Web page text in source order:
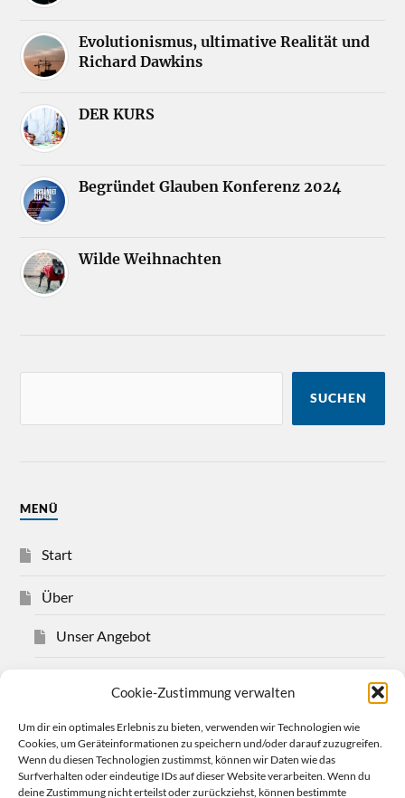
Cookie-Zustimmung verwalten
Um dir ein optimales Erlebnis zu bieten, verwenden wir Technologien wie
Cookies, um Geräteinformationen zu speichern und/oder darauf zuzugreifen.
Wenn du diesen Technologien zustimmst, können wir Daten wie das
Surfverhalten oder eindeutige IDs auf dieser Website verarbeiten. Wenn du
deine Zustimmung nicht erteilst oder zurückziehst, können bestimmte
Evolutionismus, ultimative Realität und
Richard Dawkins
DER KURS
Begründet Glauben Konferenz 2024
Wilde Weihnachten
SUCHEN
MENÜ
Start
Über
Unser Angebot
Impressum
Datenschutzerklärung